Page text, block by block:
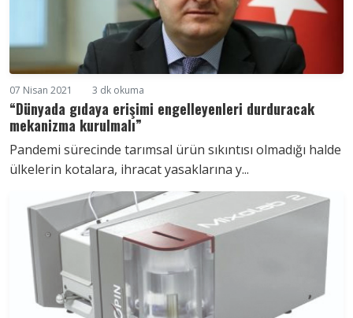
07 Nisan 2021 3 dk okuma
“Dünyada gıdaya erişimi engelleyenleri durduracak
mekanizma kurulmalı”
Pandemi sürecinde tarımsal ürün sıkıntısı olmadığı halde
ülkelerin kotalara, ihracat yasaklarına y...